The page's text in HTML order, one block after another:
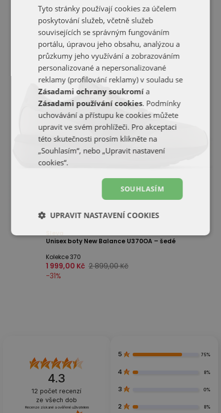
Unisex boty New Balance U370OA – šedé
Kolekce 370
1 999,00 Kč 2 899,00 Kč
-31%
4.3
12 počet recenzí
ze všech dob
Recenze získané a ověřené uživatelem
5 75%
4 8%
3 0%
2 8%
Tyto stránky používají cookies za účelem
poskytování služeb, včetně služeb
souvisejících se správným fungováním
portálu, úpravou jeho obsahu, analýzou a
průzkumy jeho využívání a zobrazováním
personalizované a nepersonalizované
reklamy (profilování reklamy) v souladu se
Zásadami ochrany soukromía
Zásadami používání cookies. Podmínky
uchovávání a přístupu ke cookies můžete
upravit ve svém prohlížeči. Pro akceptaci
této skutečnosti prosím klikněte na
„Souhlasím“, nebo „Upravit nastavení
cookies“.
SOUHLASÍM
UPRAVIT NASTAVENÍ COOKIES